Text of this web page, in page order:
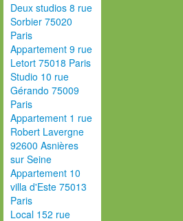
Deux studios 8 rue
Sorbier 75020
Paris
Appartement 9 rue
Letort 75018 Paris
Studio 10 rue
Gérando 75009
Paris
Appartement 1 rue
Robert Lavergne
92600 Asnières
sur Seine
Appartement 10
villa d'Este 75013
Paris
Local 152 rue